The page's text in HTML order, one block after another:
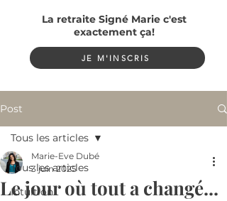
La retraite Signé Marie c'est
exactement ça!
JE M'INSCRIS
Post
Tous les articles
Intuition
Tous les articles
Le jour où tout a changé...
Marie-Eve Dubé
3 juin 2025